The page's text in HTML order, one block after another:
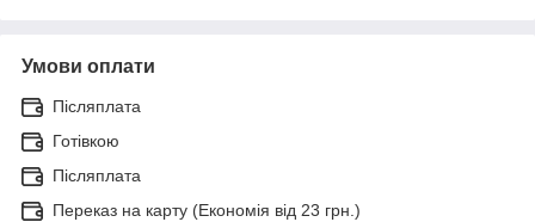
Умови оплати
Післяплата
Готівкою
Післяплата
Переказ на карту (Економія від 23 грн.)